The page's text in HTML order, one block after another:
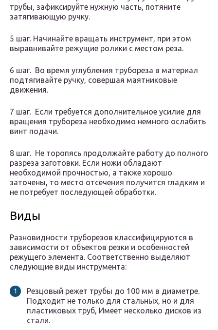
трубы, зафиксируйте нужную часть, потяните
затягивающую ручку.
5 шаг. Начинайте вращать инструмент, при этом
выравнивайте режущие ролики с местом реза.
6 шаг. Во время углубления трубореза в материал
подтягивайте ручку, совершая маятниковые
движения.
7 шаг. Если требуется дополнительное усилие для
вращения трубореза необходимо немного ослабить
винт подачи.
8 шаг. Не торопясь продолжайте работу до полного
разреза заготовки. Если ножи обладают
необходимой прочностью, а также хорошо
заточены, то место отсечения получится гладким и
не потребует последующей обработки.
Виды
Разновидности труборезов классифицируются в
зависимости от объектов резки и особенностей
режущего элемента. Соответственно выделяют
следующие виды инструмента:
Резцовый режет трубы до 100 мм в диаметре.
Подходит не только для стальных, но и для
пластиковых труб, Имеет несколько дисков из
стали.